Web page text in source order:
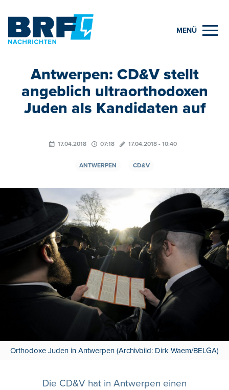
MENÜ
Antwerpen: CD&V stellt
angeblich ultraorthodoxen
Juden als Kandidaten auf
17.04.2018 07:18 17.04.2018 - 10:40
ANTWERPEN CD&V
Orthodoxe Juden in Antwerpen (Archivbild: Dirk Waem/BELGA)
Die CD&V hat in Antwerpen einen